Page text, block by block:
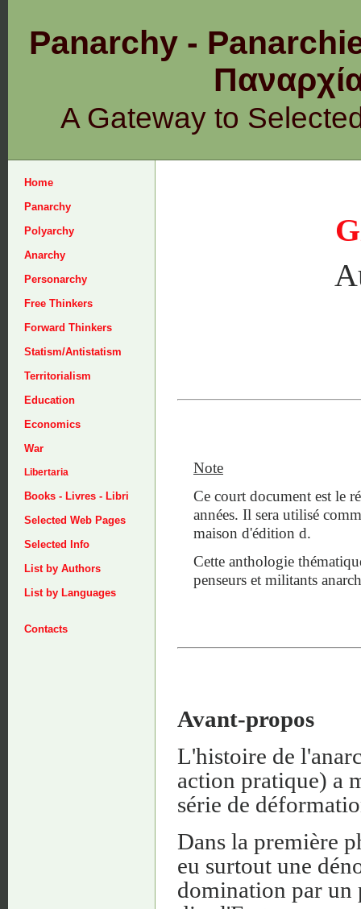
Panarchy -
A Gateway to
Home
Panarchy
Polyarchy
Anarchy
Personarchy
Free Thinkers
Forward Thinkers
Statism/Antistatism
Territorialism
Education
Economics
War
Libertaria
Books - Livres - Libri
Selected Web Pages
Selected Info
List by Authors
List by Languages
Contacts
Note
Ce court document est le
années. Il sera utilisé
maison d'édition d.
Cette anthologie
penseurs et militants
Avant-propos
L'histoire de
action pratique) a
série de
Dans la première
eu surtout une
domination par un